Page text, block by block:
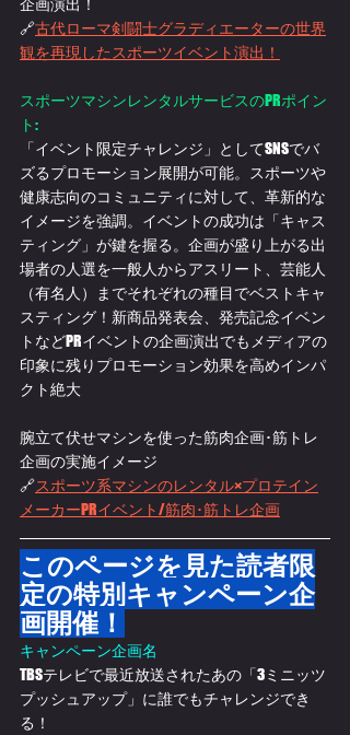
🔗古代ローマ剣闘士グラディエーターの世界
観を再現したスポーツイベント演出！
スポーツマシンレンタルサービスのPRポイン
ト:
「イベント限定チャレンジ」としてSNSでバ
ズるプロモーション展開が可能。スポーツや
健康志向のコミュニティに対して、革新的な
イメージを強調。イベントの成功は「キャス
ティング」が鍵を握る。企画が盛り上がる出
場者の人選を一般人からアスリート、芸能人
（有名人）までそれぞれの種目でベストキャ
スティング！新商品発表会、発売記念イベン
トなどPRイベントの企画演出でもメディアの
印象に残りプロモーション効果を高めインパ
クト絶大
腕立て伏せマシンを使った筋肉企画･筋トレ
企画の実施イメージ
🔗スポーツ系マシンのレンタル×プロテイン
メーカーPRイベント/筋肉･筋トレ企画
このページを見た読者限
定の特別キャンペーン企
画開催！
キャンペーン企画名
TBSテレビで最近放送されたあの「3ミニッツ
プッシュアップ」に誰でもチャレンジでき
る！